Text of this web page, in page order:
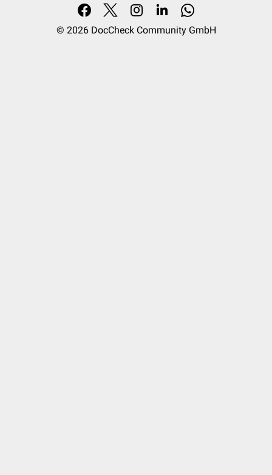
© 2026 DocCheck Community GmbH